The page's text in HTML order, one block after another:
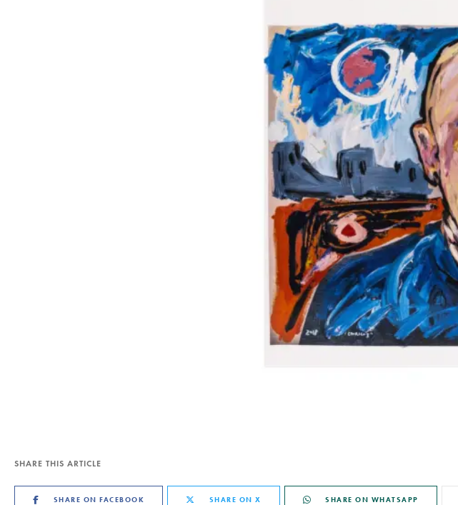
SHARE THIS ARTICLE
SHARE ON FACEBOOK SHARE ON X SHARE ON WHATSAPP